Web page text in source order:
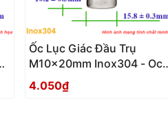
Ốc Lục Giác Đầu Trụ
M10x20mm Inox304 - Oc
Luc Giac Dau Tru
4.050₫